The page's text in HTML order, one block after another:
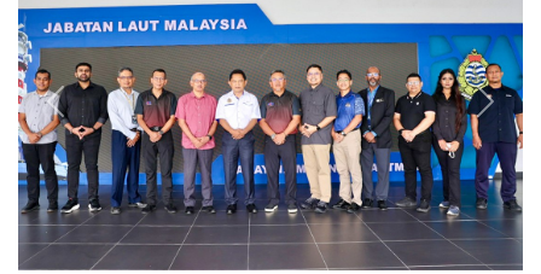
Previous Next